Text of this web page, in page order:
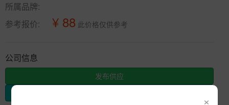
×
所属品牌:
参考报价:
¥ 88 此价格仅供参考
公司信息
发布供应